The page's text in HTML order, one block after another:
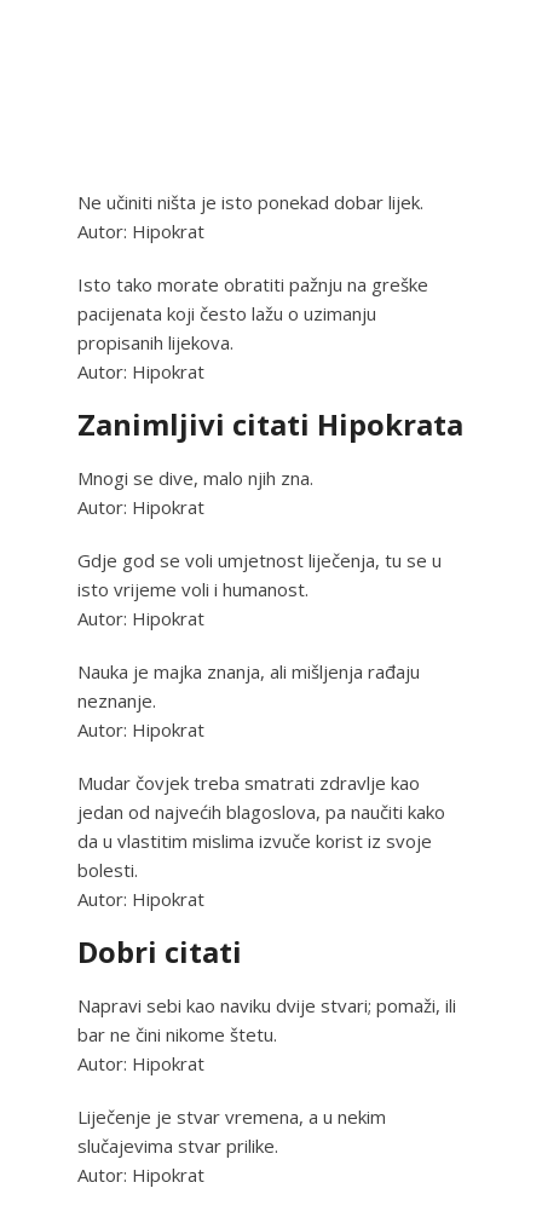
Ne učiniti ništa je isto ponekad dobar lijek.
Autor: Hipokrat
Isto tako morate obratiti pažnju na greške
pacijenata koji često lažu o uzimanju
propisanih lijekova.
Autor: Hipokrat
Zanimljivi citati Hipokrata
Mnogi se dive, malo njih zna.
Autor: Hipokrat
Gdje god se voli umjetnost liječenja, tu se u
isto vrijeme voli i humanost.
Autor: Hipokrat
Nauka je majka znanja, ali mišljenja rađaju
neznanje.
Autor: Hipokrat
Mudar čovjek treba smatrati zdravlje kao
jedan od najvećih blagoslova, pa naučiti kako
da u vlastitim mislima izvuče korist iz svoje
bolesti.
Autor: Hipokrat
Dobri citati
Napravi sebi kao naviku dvije stvari; pomaži, ili
bar ne čini nikome štetu.
Autor: Hipokrat
Liječenje je stvar vremena, a u nekim
slučajevima stvar prilike.
Autor: Hipokrat